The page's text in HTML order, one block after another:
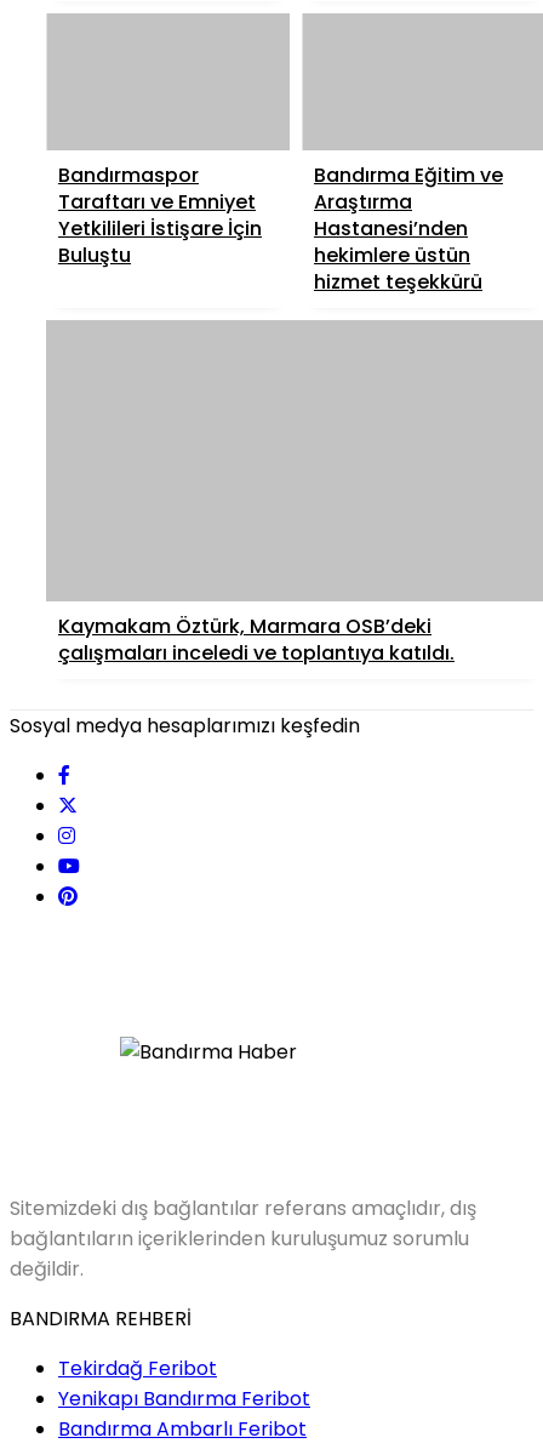
Bandırmaspor
Taraftarı ve Emniyet
Yetkilileri İstişare İçin
Buluştu
Bandırma Eğitim ve
Araştırma
Hastanesi’nden
hekimlere üstün
hizmet teşekkürü
Kaymakam Öztürk, Marmara OSB’deki
çalışmaları inceledi ve toplantıya katıldı.
Sosyal medya hesaplarımızı keşfedin
Sitemizdeki dış bağlantılar referans amaçlıdır, dış
bağlantıların içeriklerinden kuruluşumuz sorumlu
değildir.
BANDIRMA REHBERİ
Tekirdağ Feribot
Yenikapı Bandırma Feribot
Bandırma Ambarlı Feribot